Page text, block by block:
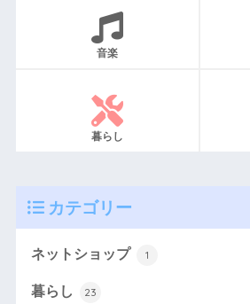
音楽
暮らし
カテゴリー
ネットショップ 1
暮らし 23